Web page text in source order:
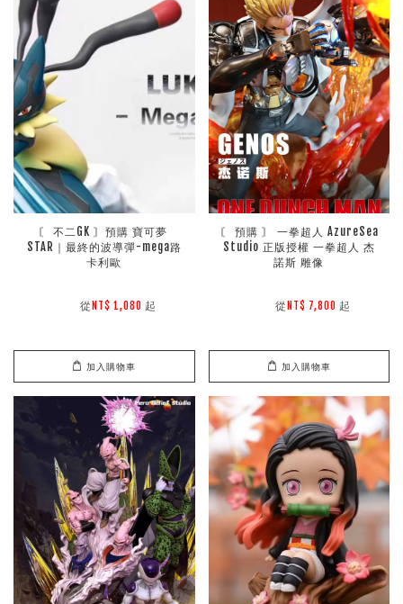
〘 不二GK 〙預購 寶可夢
STAR｜最終的波導彈-mega路
卡利歐
        從
NT$ 1,080 起
加入購物車
〘 預購 〙 一拳超人 AzureSea
Studio 正版授權 一拳超人 杰
諾斯 雕像
        從
NT$ 7,800 起
加入購物車